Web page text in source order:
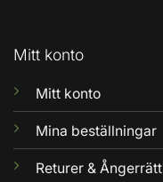
Mitt konto
Mitt konto
Mina beställningar
Returer & Ångerrätt